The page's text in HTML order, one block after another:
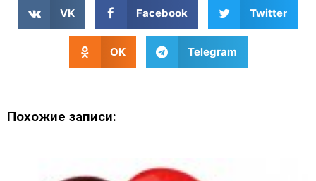
VK Facebook Twitter
OK Telegram
Похожие записи: